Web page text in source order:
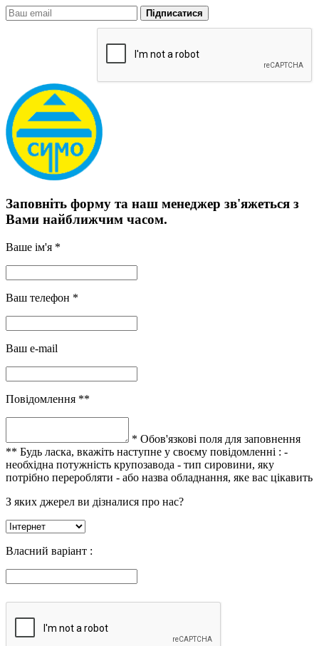
Підписатися
Заповніть форму та наш менеджер зв'яжеться з
Вами найближчим часом.
Ваше ім'я *
Ваш телефон *
Ваш e-mail
Повідомлення **
* Обов'язкові поля для заповнення
** Будь ласка, вкажіть наступне у своєму повідомленні : -
необхідна потужність крупозавода - тип сировини, яку
потрібно переробляти - або назва обладнання, яке вас цікавить
З яких джерел ви дізналися про нас?
Власний варіант :